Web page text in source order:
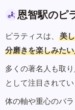
恩智駅のピ
ピラティスは、 美
分磨きを楽しみた
多くの著名人も取
として注目されてい
体の軸や重心のバ